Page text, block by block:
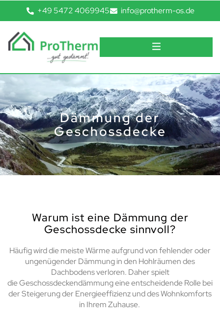
+49 5472 4069945 info@protherm-os.de
Dämmung der
Geschossdecke
Warum ist eine Dämmung der
Geschossdecke sinnvoll?
Häufigwird diemeiste Wärme aufgrund von fehlender oder
ungenügender Dämmung in den Hohlräumen des
Dachbodens verloren. Daher spielt
dieGeschossdeckendämmungeine entscheidende Rolle bei
der Steigerung der Energieeffizienz und des Wohnkomforts
in Ihrem Zuhause.